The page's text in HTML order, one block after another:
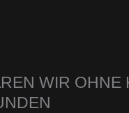
WIR OHNE